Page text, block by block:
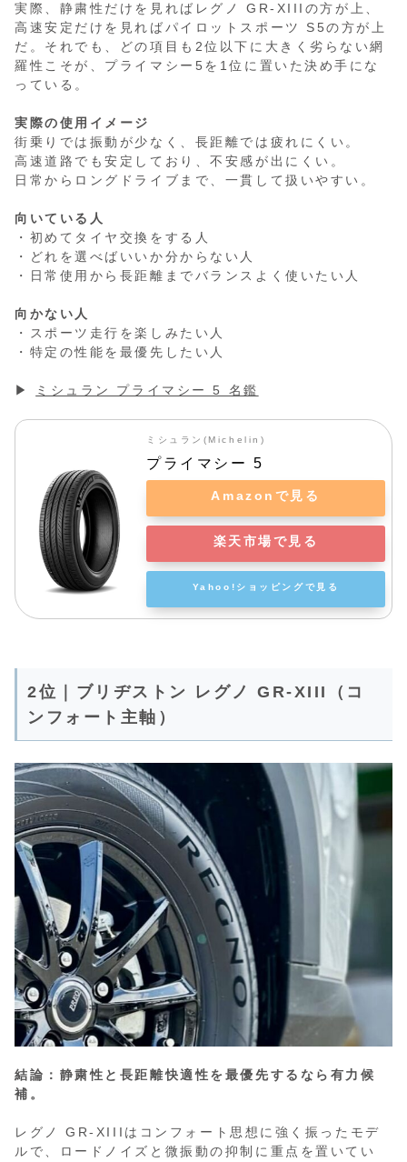
実際、静粛性だけを見ればレグノ GR-XIIIの方が上、
高速安定だけを見ればパイロットスポーツ S5の方が上
だ。それでも、どの項目も2位以下に大きく劣らない網
羅性こそが、プライマシー5を1位に置いた決め手にな
っている。
実際の使用イメージ
街乗りでは振動が少なく、長距離では疲れにくい。
高速道路でも安定しており、不安感が出にくい。
日常からロングドライブまで、一貫して扱いやすい。
向いている人
・初めてタイヤ交換をする人
・どれを選べばいいか分からない人
・日常使用から長距離までバランスよく使いたい人
向かない人
・スポーツ走行を楽しみたい人
・特定の性能を最優先したい人
▶ ミシュラン プライマシー 5 名鑑
ミシュラン(Michelin)
プライマシー 5
Amazonで見る
楽天市場で見る
Yahoo!ショッピングで見る
2位｜ブリヂストン レグノ GR-XIII（コ
ンフォート主軸）
結論：静粛性と長距離快適性を最優先するなら有力候
補。
レグノ GR-XIIIはコンフォート思想に強く振ったモデ
ルで、ロードノイズと微振動の抑制に重点を置いてい